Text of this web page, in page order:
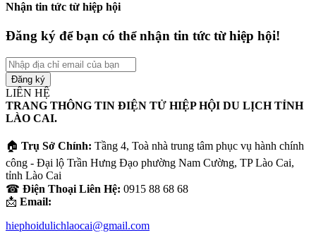
Nhận tin tức từ hiệp hội
Đăng ký để bạn có thể nhận tin tức từ hiệp hội!
Nhập
địa
chỉ
email
của
bạn
LIÊN HỆ
TRANG THÔNG TIN ĐIỆN TỬ HIỆP HỘI DU LỊCH TỈNH
LÀO CAI.
🏠 Trụ Sở Chính: Tầng 4, Toà nhà trung tâm phục vụ hành chính
công - Đại lộ Trần Hưng Đạo phường Nam Cường, TP Lào Cai,
tỉnh Lào Cai
☎ Điện Thoại Liên Hệ: 0915 88 68 68
📩 Email:
hiephoidulichlaocai@gmail.com